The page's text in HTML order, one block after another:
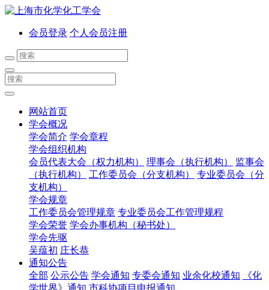
会员登录 个人会员注册
网站首页
学会概况
学会简介 学会章程
学会组织机构
会员代表大会（权力机构）
理事会（执行机构）
监事会
（执行机构）
工作委员会（分支机构）
专业委员会（分
支机构）
学会规章
工作委员会管理规章 专业委员会工作管理规程
学会荣誉 学会办事机构（秘书处）
学会先驱
吴蕴初 庄长恭
通知公告
全部 公示公告 学会通知 专委会通知 业余化校通知
《化
学世界》通知 市科协项目申报通知